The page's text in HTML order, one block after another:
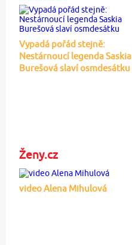
Vypadá pořád stejně:
Nestárnoucí legenda Saskia
Burešová slaví osmdesátku
Ženy.cz
video Alena Mihulová